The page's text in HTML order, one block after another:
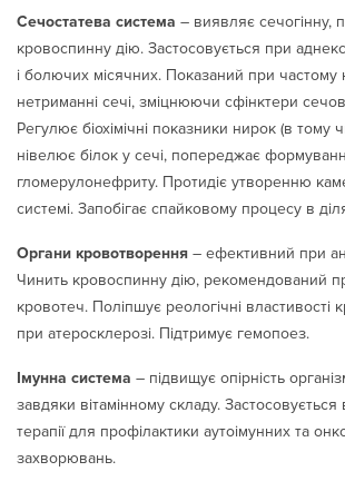
Сечостатева система – виявляє сечогінну,
кровоспинну дію. Застосовується при
і болючих місячних. Показаний при частому
нетриманні сечі, зміцнюючи сфінктери
Регулює біохімічні показники нирок (в тому
нівелює білок у сечі, попереджає
гломерулонефриту. Протидіє утворенню
системі. Запобігає спайковому процесу в
Органи кровотворення – ефективний при
Чинить кровоспинну дію, рекомендований
кровотеч. Поліпшує реологічні властивості
при атеросклерозі. Підтримує гемопоез.
Імунна система – підвищує опірність
завдяки вітамінному складу. Застосовується
терапії для профілактики аутоімунних та
захворювань.